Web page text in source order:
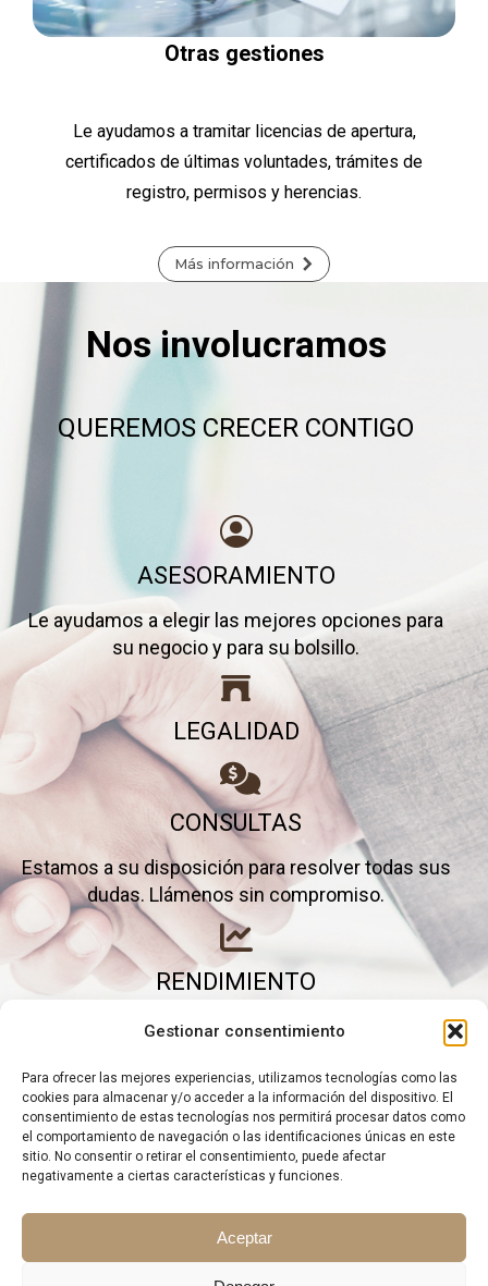
Gestionar consentimiento
Para ofrecer las mejores experiencias, utilizamos tecnologías como las
cookies para almacenar y/o acceder a la información del dispositivo. El
consentimiento de estas tecnologías nos permitirá procesar datos como
el comportamiento de navegación o las identificaciones únicas en este
sitio. No consentir o retirar el consentimiento, puede afectar
negativamente a ciertas características y funciones.
Aceptar
Otras gestiones
Le ayudamos a tramitar licencias de apertura,
certificados de últimas voluntades, trámites de
registro, permisos y herencias.
Más información
Nos involucramos
QUEREMOS CRECER CONTIGO
ASESORAMIENTO
Le ayudamos a elegir las mejores opciones para
su negocio y para su bolsillo.
LEGALIDAD
CONSULTAS
Estamos a su disposición para resolver todas sus
dudas. Llámenos sin compromiso.
RENDIMIENTO
Elimine gastos inútiles y saque el máximo partido a